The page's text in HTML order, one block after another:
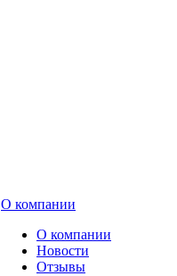
О компании
О компании
Новости
Отзывы